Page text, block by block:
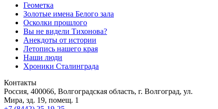
Геометка
Золотые имена Белого зала
Осколки прошлого
Вы не видели Тихонова?
Анекдоты от истории
Летопись нашего края
Наши люди
Хроники Сталинграда
Контакты
Россия, 400066, Волгоградская область, г. Волгоград, ул.
Мира, зд. 19, помещ. 1